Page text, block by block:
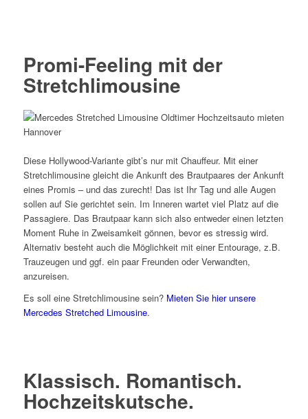
Promi-Feeling mit der
Stretchlimousine
Diese Hollywood-Variante gibt’s nur mit Chauffeur. Mit einer
Stretchlimousine gleicht die Ankunft des Brautpaares der Ankunft
eines Promis – und das zurecht! Das ist Ihr Tag und alle Augen
sollen auf Sie gerichtet sein. Im Inneren wartet viel Platz auf die
Passagiere. Das Brautpaar kann sich also entweder einen letzten
Moment Ruhe in Zweisamkeit gönnen, bevor es stressig wird.
Alternativ besteht auch die Möglichkeit mit einer Entourage, z.B.
Trauzeugen und ggf. ein paar Freunden oder Verwandten,
anzureisen.
Es soll eine Stretchlimousine sein? Mieten Sie hier unsere
Mercedes Stretched Limousine.
Klassisch. Romantisch.
Hochzeitskutsche.